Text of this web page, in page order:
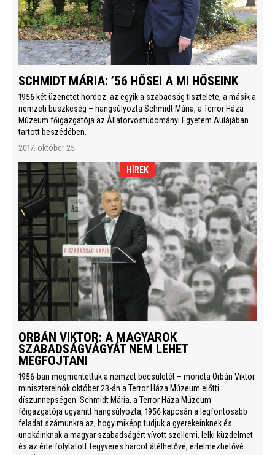
SCHMIDT MÁRIA: ’56 HŐSEI A MI HŐSEINK
1956 két üzenetet hordoz: az egyik a szabadság tisztelete, a másik a
nemzeti büszkeség – hangsúlyozta Schmidt Mária, a Terror Háza
Múzeum főigazgatója az Állatorvostudományi Egyetem Aulájában
tartott beszédében.
2017. október 25.
HÍREK
ORBÁN VIKTOR: A MAGYAROK
SZABADSÁGVÁGYÁT NEM LEHET
MEGFOJTANI
1956-ban megmentettük a nemzet becsületét – mondta Orbán Viktor
miniszterelnök október 23-án a Terror Háza Múzeum előtti
díszünnepségen. Schmidt Mária, a Terror Háza Múzeum
főigazgatója ugyanitt hangsúlyozta, 1956 kapcsán a legfontosabb
feladat számunkra az, hogy miképp tudjuk a gyerekeinknek és
unokáinknak a magyar szabadságért vívott szellemi, lelki küzdelmet
és az érte folytatott fegyveres harcot átélhetővé, értelmezhetővé